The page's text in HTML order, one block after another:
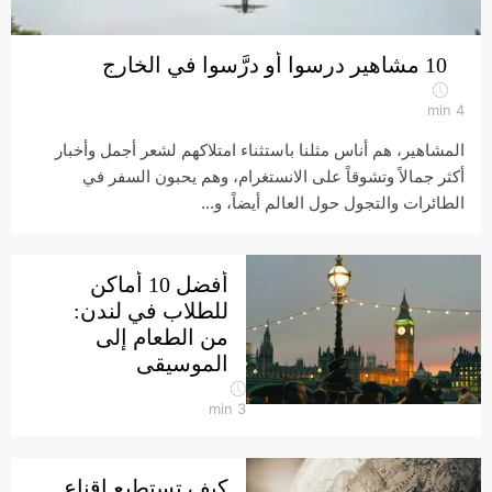
10 مشاهير درسوا أو درَّسوا في الخارج
4
min
المشاهير، هم أناس مثلنا باستثناء امتلاكهم لشعر أجمل وأخبار
أكثر جمالاً وتشوقاً على الانستغرام، وهم يحبون السفر في
الطائرات والتجول حول العالم أيضاً، و...
أفضل 10 أماكن
للطلاب في لندن:
من الطعام إلى
الموسيقى
3
min